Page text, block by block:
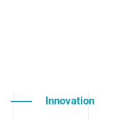
Innovation